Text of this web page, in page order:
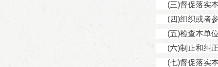
(三)督促落实
(四)组织或者
(五)检查本单
(六)制止和纠
(七)督促落实